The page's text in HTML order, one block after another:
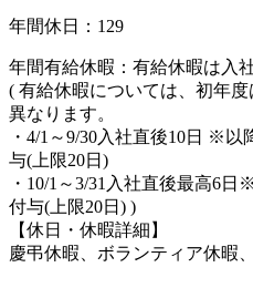
年間休日：129
年間有給休暇：有給休暇は入
( 有給休暇については、初年
異なります。
・4/1～9/30入社直後10日 ※
与(上限20日)
・10/1～3/31入社直後最高6
付与(上限20日) )
【休日・休暇詳細】
慶弔休暇、ボランティア休暇